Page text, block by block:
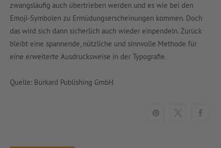
zwangsläufig auch übertrieben werden und es wie bei den
Emoji-Symbolen zu Ermüdungserscheinungen kommen. Doch
das wird sich dann sicherlich auch wieder einpendeln. Zurück
bleibt eine spannende, nützliche und sinnvolle Methode für
eine erweiterte Ausdrucksweise in der Typografie.
Quelle: Burkard Publishing GmbH